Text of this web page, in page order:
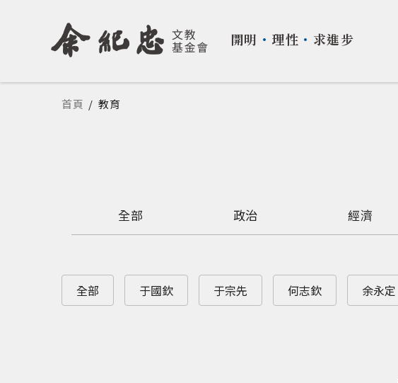
開明 ・ 理性 ・ 求進步
您在這裡
首頁 / 教育
全部 政治 經濟
全部 于國欽 于宗先 何志欽 余永定